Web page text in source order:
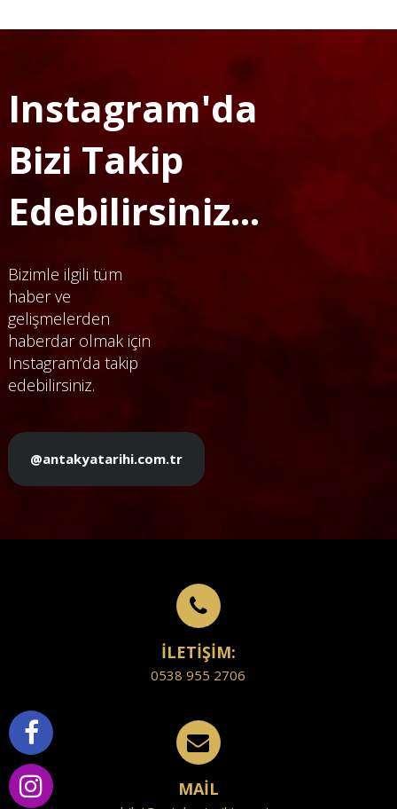
Instagram'da
Bizi Takip
Edebilirsiniz...
Bizimle ilgili tüm
haber ve
gelişmelerden
haberdar olmak için
Instagram’da takip
edebilirsiniz.
@antakyatarihi.com.tr
İLETİŞİM:
0538 955 2706
MAİL